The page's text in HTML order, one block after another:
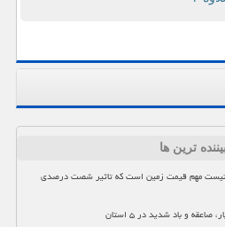
ترین ها
نیست مهم قیمت زمین است که تاثیر شصت درصدی
و باد شدید در ۵ استان